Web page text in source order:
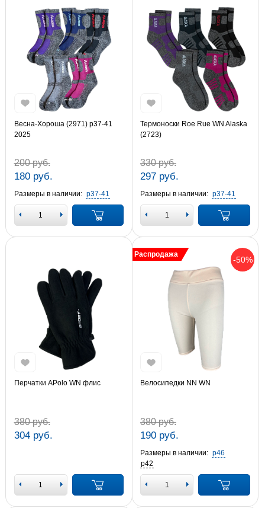
Весна-Хороша (2971) р37-41
2025
200 руб.
180 руб.
Размеры в наличии: р37-41
Термоноски Roe Rue WN Alaska
(2723)
330 руб.
297 руб.
Размеры в наличии: р37-41
Перчатки APolo WN флис
380 руб.
304 руб.
-50%
Распродажа
Велосипедки NN WN
380 руб.
190 руб.
Размеры в наличии: р46
р42